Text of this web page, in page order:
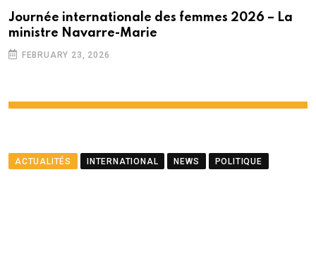
Journée internationale des femmes 2026 – La
ministre Navarre-Marie
FEBRUARY 23, 2026
ACTUALITÉS INTERNATIONAL NEWS POLITIQUE